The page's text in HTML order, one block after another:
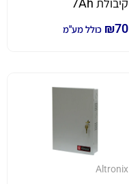
קיבולת 7Ah
₪70 כולל מע"מ
Altronix